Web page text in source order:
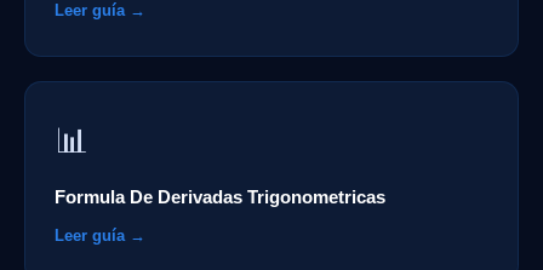
Leer guía →
📊
Formula De Derivadas Trigonometricas
Leer guía →